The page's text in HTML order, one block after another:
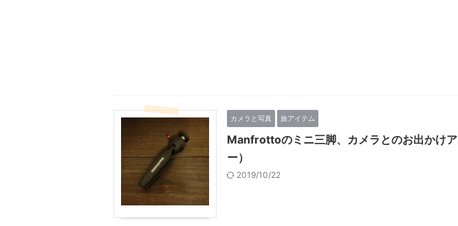
カメラと写真 旅アイテム
Manfrottoのミニ三脚、カメラとのお出かけ
ー）
2019/10/22